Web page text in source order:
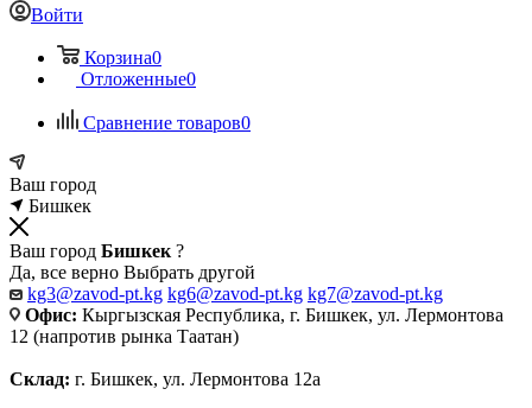
Войти
Корзина0
Отложенные0
Сравнение товаров0
Ваш город
Бишкек
Ваш город Бишкек ?
Да, все верно Выбрать другой
kg3@zavod-pt.kg kg6@zavod-pt.kg kg7@zavod-pt.kg
Офис: Кыргызская Республика, г. Бишкек, ул. Лермонтова
12 (напротив рынка Таатан)
Склад: г. Бишкек, ул. Лермонтова 12а